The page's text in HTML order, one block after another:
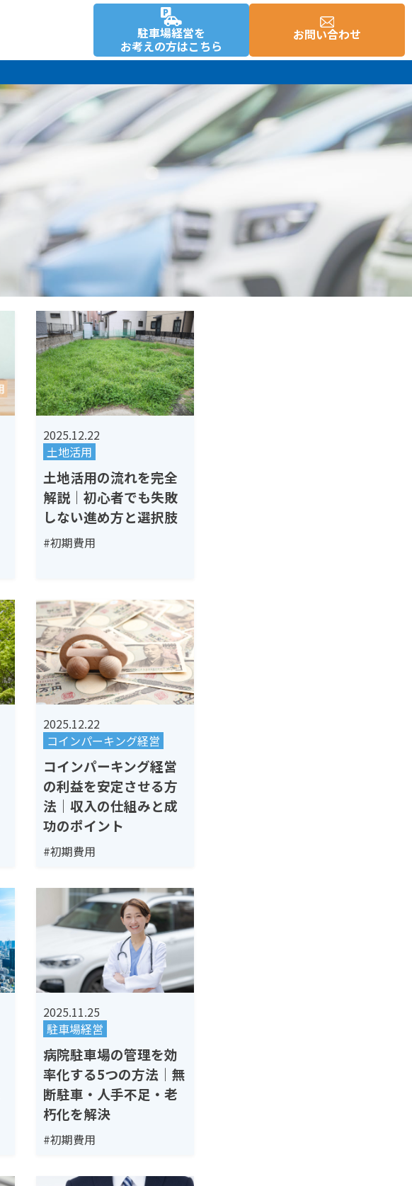
駐車場経営を
お考えの方はこちら
お問い合わせ
2025.12.22
土地活用
土地活用の流れを完全
解説｜初心者でも失敗
しない進め方と選択肢
#初期費用
2025.12.22
コインパーキング経営
コインパーキング経営
の利益を安定させる方
法｜収入の仕組みと成
功のポイント
#初期費用
2025.11.25
駐車場経営
病院駐車場の管理を効
率化する5つの方法｜無
断駐車・人手不足・老
朽化を解決
#初期費用